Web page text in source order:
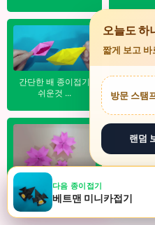
오늘도 하
짧게 보고 바
방문 스탬
랜덤
+
앱 설치
간단한 배 종이접기
쉬운것 ...
작은슥슥
벚꽃종이접기 1
다음 종이접기
베트맨 미니카접기